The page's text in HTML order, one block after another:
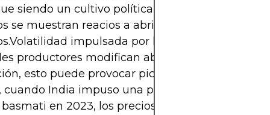
siendo un cultivo políticamente sensible, y
se muestran reacios a abrir completamente sus
impulsada por las políticasCuando
productores modifican abruptamente sus
esto puede provocar picos de precios o
cuando India impuso una prohibición de
en 2023, los precios mundiales del arroz